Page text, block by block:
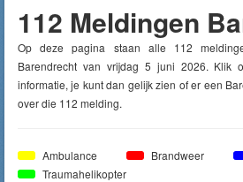
112 Meldingen
Op deze pagina staan alle 112
Barendrecht van vrijdag 5 juni 2026. Klik
informatie, je kunt dan gelijk zien of er een
over die 112 melding.
Ambulance Brandweer
Traumahelikopter